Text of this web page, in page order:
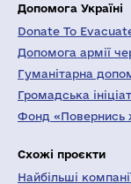
Допомога Україні
Donate To
Допомога армії
Гуманітарна
Громадська
Фонд «Повернись
Схожі проєкти
Найбільші